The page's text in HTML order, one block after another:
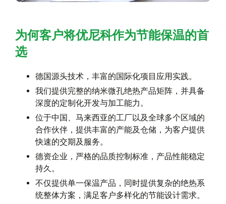
为何客户将优尼科作为节能保温的首
选
德国源头技术，丰富的国际化项目应用实践。
我们提供完整的纳米微孔绝热产品矩阵，并具备
深度的定制化开发与加工能力。
位于中国、马来西亚的工厂以及全球多个区域的
合作伙伴，提供丰富的产能及仓储，为客户提供
快速的交期及服务。
德资企业，严格的品质控制标准，产品性能稳定
持久。
不仅提供单一保温产品，同时提供复杂的绝热系
统整体方案，满足客户多样化的节能设计需求。